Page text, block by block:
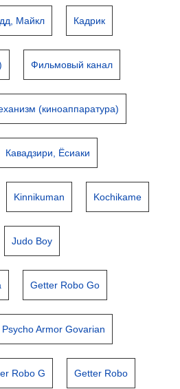
Майкл Кадрик
Фильмовый канал
(киноаппаратура)
Кавадзири, Ёсиаки
Kinnikuman Kochikame
Judo Boy
Getter Robo Go
Psycho Armor Govarian
Robo G Getter Robo